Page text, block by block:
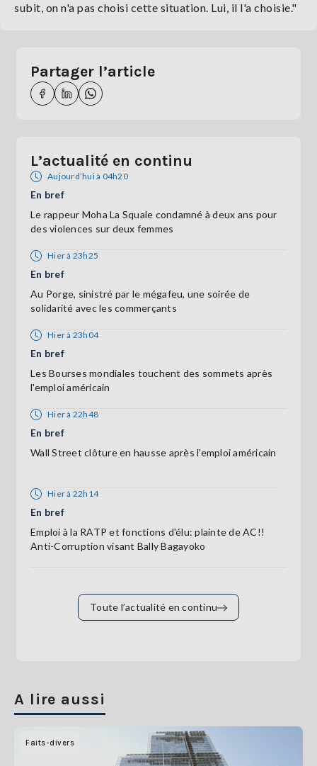
subit, on n'a pas choisi cette situation. Lui, il l'a choisie."
Partager l’article
L’actualité en continu
Aujourd’hui à 04h20
En bref
Le rappeur Moha La Squale condamné à deux ans pour
des violences sur deux femmes
Hier à 23h25
En bref
Au Porge, sinistré par le mégafeu, une soirée de
solidarité avec les commerçants
Hier à 23h04
En bref
Les Bourses mondiales touchent des sommets après
l'emploi américain
Hier à 22h48
En bref
Wall Street clôture en hausse après l'emploi américain
Hier à 22h14
En bref
Emploi à la RATP et fonctions d'élu: plainte de AC!!
Anti-Corruption visant Bally Bagayoko
Toute l’actualité en continu
A lire aussi
Faits-divers